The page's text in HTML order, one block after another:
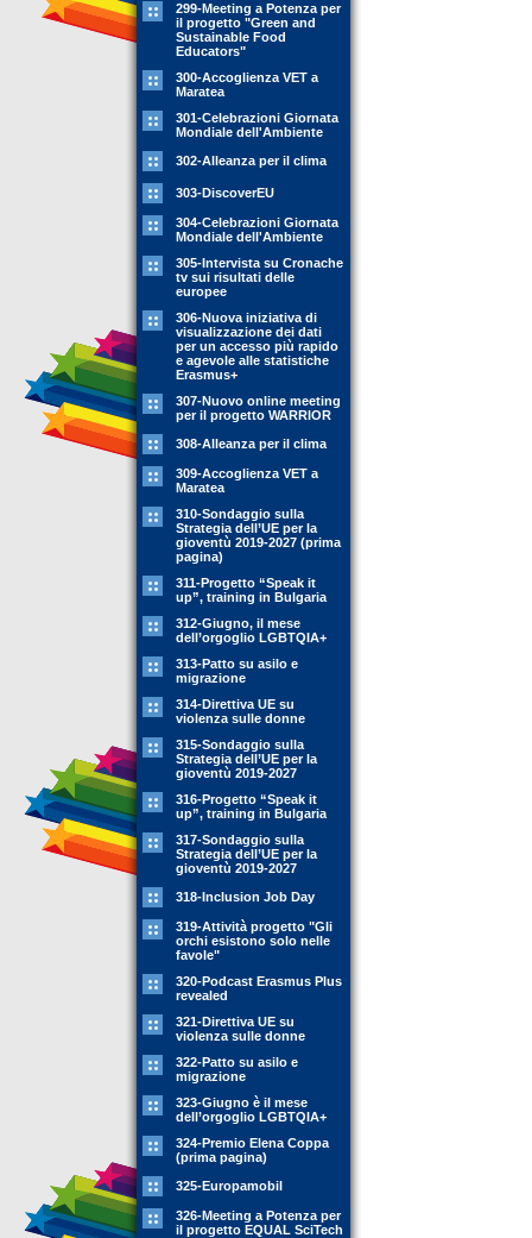
299-Meeting a Potenza per
il progetto "Green and
Sustainable Food
Educators"
300-Accoglienza VET a
Maratea
301-Celebrazioni Giornata
Mondiale dell'Ambiente
302-Alleanza per il clima
303-DiscoverEU
304-Celebrazioni Giornata
Mondiale dell'Ambiente
305-Intervista su Cronache
tv sui risultati delle
europee
306-Nuova iniziativa di
visualizzazione dei dati
per un accesso più rapido
e agevole alle statistiche
Erasmus+
307-Nuovo online meeting
per il progetto WARRIOR
308-Alleanza per il clima
309-Accoglienza VET a
Maratea
310-Sondaggio sulla
Strategia dell’UE per la
gioventù 2019-2027 (prima
pagina)
311-Progetto “Speak it
up”, training in Bulgaria
312-Giugno, il mese
dell’orgoglio LGBTQIA+
313-Patto su asilo e
migrazione
314-Direttiva UE su
violenza sulle donne
315-Sondaggio sulla
Strategia dell’UE per la
gioventù 2019-2027
316-Progetto “Speak it
up”, training in Bulgaria
317-Sondaggio sulla
Strategia dell’UE per la
gioventù 2019-2027
318-Inclusion Job Day
319-Attività progetto "Gli
orchi esistono solo nelle
favole"
320-Podcast Erasmus Plus
revealed
321-Direttiva UE su
violenza sulle donne
322-Patto su asilo e
migrazione
323-Giugno è il mese
dell’orgoglio LGBTQIA+
324-Premio Elena Coppa
(prima pagina)
325-Europamobil
326-Meeting a Potenza per
il progetto EQUAL SciTech